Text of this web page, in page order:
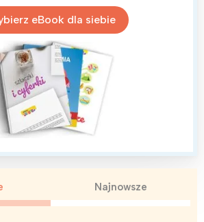
eBook dla siebie
Najnowsze